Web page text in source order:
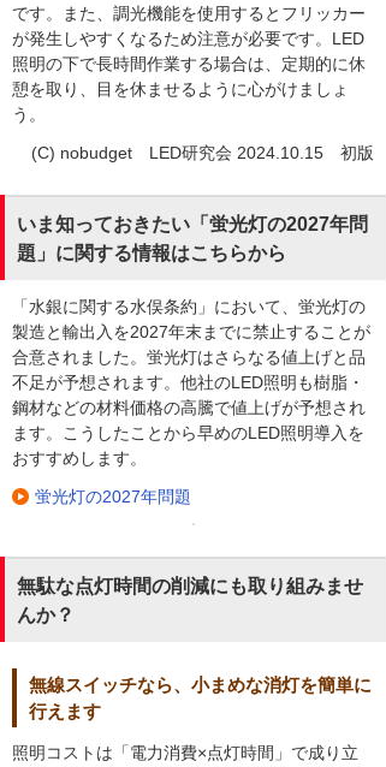
です。また、調光機能を使用するとフリッカー
が発生しやすくなるため注意が必要です。LED
照明の下で長時間作業する場合は、定期的に休
憩を取り、目を休ませるように心がけましょ
う。
(C) nobudget LED研究会 2024.10.15 初版
いま知っておきたい「蛍光灯の2027年問
題」に関する情報はこちらから
「水銀に関する水俣条約」において、蛍光灯の
製造と輸出入を2027年末までに禁止することが
合意されました。蛍光灯はさらなる値上げと品
不足が予想されます。他社のLED照明も樹脂・
鋼材などの材料価格の高騰で値上げが予想され
ます。こうしたことから早めのLED照明導入を
おすすめします。
蛍光灯の2027年問題
無駄な点灯時間の削減にも取り組みませ
んか？
無線スイッチなら、小まめな消灯を簡単に
行えます
照明コストは「電力消費×点灯時間」で成り立